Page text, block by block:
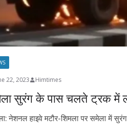
22, 2023 Himtimes
सुरंग के पास चलते ट्रक में
नेशनल हाइवे मटौर-शिमला पर समेला